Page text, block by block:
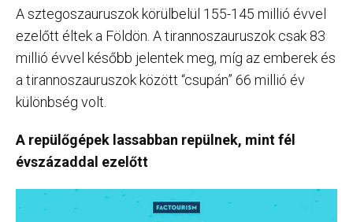
A sztegoszauruszok körülbelül 155-145 millió évvel
ezelőtt éltek a Földön. A tirannoszauruszok csak 83
millió évvel később jelentek meg, míg az emberek és
a tirannoszauruszok között “csupán” 66 millió év
különbség volt.
A repülőgépek lassabban repülnek, mint fél
évszázaddal ezelőtt